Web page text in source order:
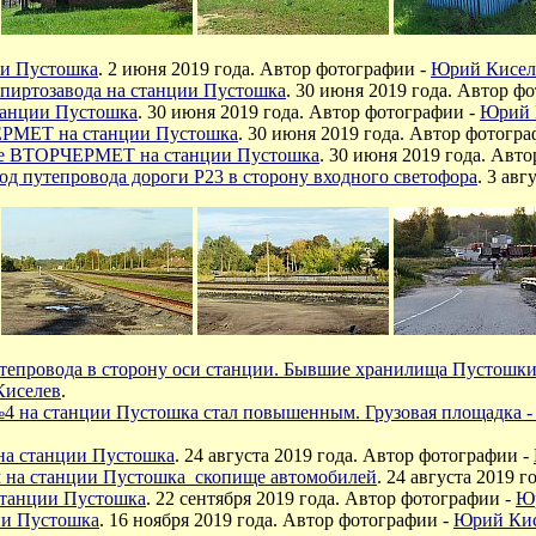
Пустошка. 2 июня 2019 года. Автор фотографии - Юрий
на станции Пустошка. 30 июня 2019 года. Автор
Пустошка. 30 июня 2019 года. Автор фотографии - Юрий
на станции Пустошка. 30 июня 2019 года. Автор
ВТОРЧЕРМЕТ на станции Пустошка. 30 июня 2019 года.
путепровода дороги Р23 в сторону входного светофора. 3
в сторону оси станции. Бывшие хранилища
.
на станции Пустошка стал повышенным. Грузовая площадка -
станции Пустошка. 24 августа 2019 года. Автор фотографии -
станции Пустошка скопище автомобилей. 24 августа 2019
Пустошка. 22 сентября 2019 года. Автор фотографии -
Пустошка. 16 ноября 2019 года. Автор фотографии - Юрий